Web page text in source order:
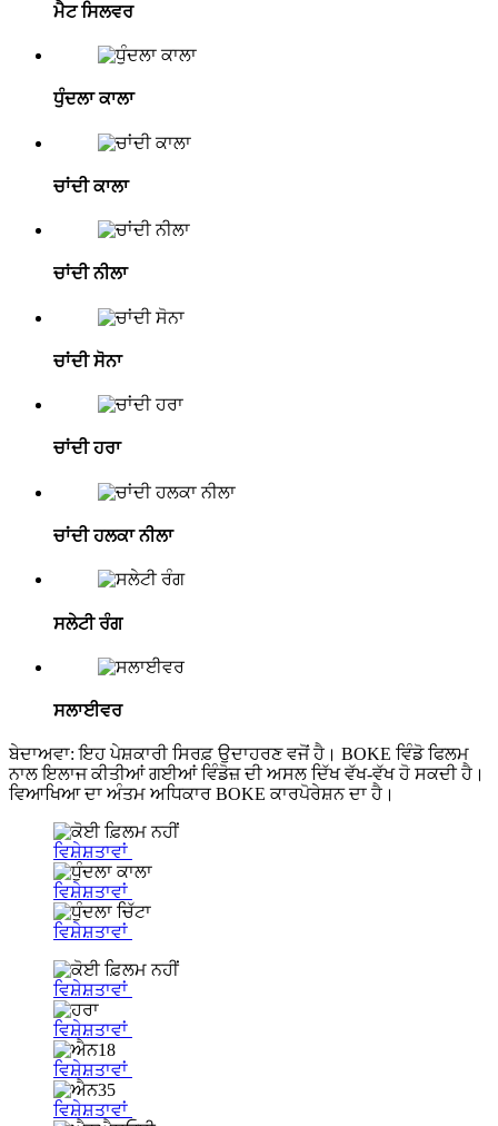
ਮੈਟ ਸਿਲਵਰ
ਧੁੰਦਲਾ ਕਾਲਾ
ਚਾਂਦੀ ਕਾਲਾ
ਚਾਂਦੀ ਨੀਲਾ
ਚਾਂਦੀ ਸੋਨਾ
ਚਾਂਦੀ ਹਰਾ
ਚਾਂਦੀ ਹਲਕਾ ਨੀਲਾ
ਸਲੇਟੀ ਰੰਗ
ਸਲਾਈਵਰ
ਬੇਦਾਅਵਾ: ਇਹ ਪੇਸ਼ਕਾਰੀ ਸਿਰਫ਼ ਉਦਾਹਰਣ ਵਜੋਂ ਹੈ। BOKE ਵਿੰਡੋ ਫਿਲਮ
ਨਾਲ ਇਲਾਜ ਕੀਤੀਆਂ ਗਈਆਂ ਵਿੰਡੋਜ਼ ਦੀ ਅਸਲ ਦਿੱਖ ਵੱਖ-ਵੱਖ ਹੋ ਸਕਦੀ ਹੈ।
ਵਿਆਖਿਆ ਦਾ ਅੰਤਮ ਅਧਿਕਾਰ BOKE ਕਾਰਪੋਰੇਸ਼ਨ ਦਾ ਹੈ।
ਵਿਸ਼ੇਸ਼ਤਾਵਾਂ
ਵਿਸ਼ੇਸ਼ਤਾਵਾਂ
ਵਿਸ਼ੇਸ਼ਤਾਵਾਂ
ਵਿਸ਼ੇਸ਼ਤਾਵਾਂ
ਵਿਸ਼ੇਸ਼ਤਾਵਾਂ
ਵਿਸ਼ੇਸ਼ਤਾਵਾਂ
ਵਿਸ਼ੇਸ਼ਤਾਵਾਂ